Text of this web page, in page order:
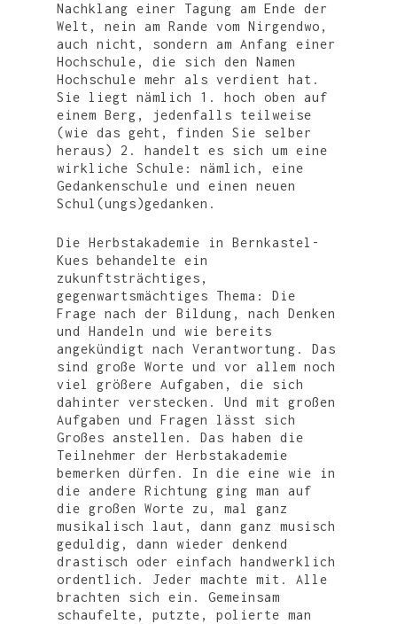
Nachklang einer Tagung am Ende der
Welt, nein am Rande vom Nirgendwo,
auch nicht, sondern am Anfang einer
Hochschule, die sich den Namen
Hochschule mehr als verdient hat.
Sie liegt nämlich 1. hoch oben auf
einem Berg, jedenfalls teilweise
(wie das geht, finden Sie selber
heraus) 2. handelt es sich um eine
wirkliche Schule: nämlich, eine
Gedankenschule und einen neuen
Schul(ungs)gedanken.
Die Herbstakademie in Bernkastel-
Kues behandelte ein
zukunftsträchtiges,
gegenwartsmächtiges Thema: Die
Frage nach der Bildung, nach Denken
und Handeln und wie bereits
angekündigt nach Verantwortung. Das
sind große Worte und vor allem noch
viel größere Aufgaben, die sich
dahinter verstecken. Und mit großen
Aufgaben und Fragen lässt sich
Großes anstellen. Das haben die
Teilnehmer der Herbstakademie
bemerken dürfen. In die eine wie in
die andere Richtung ging man auf
die großen Worte zu, mal ganz
musikalisch laut, dann ganz musisch
geduldig, dann wieder denkend
drastisch oder einfach handwerklich
ordentlich. Jeder machte mit. Alle
brachten sich ein. Gemeinsam
schaufelte, putzte, polierte man
STUDI-HAUS
VEREIN
HOCHSCHULE
REGION
KONTAKT
UNTERSTÜTZEN
STIPENDIENMODELL
FÖRDERN
TRANSFORMATION
DER VERSORGUNG
DER DEMOKRATIE
DER BILDUNG
VERANSTALTUNGEN